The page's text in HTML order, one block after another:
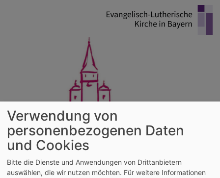
Evangelische Kirchengemeinde
Kleinheubach
Großheubach - Kleinheubach - Laudenbach - Mainbullau - Rüdenau
Verwendung von
personenbezogenen Daten
und Cookies
Bitte die Dienste und Anwendungen von Drittanbietern
auswählen, die wir nutzen möchten. Für weitere Informationen